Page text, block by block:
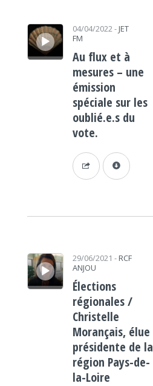
Lecteur audio 04/04/2022- JET
FM
Au flux et à
mesures – une
émission
spéciale sur les
oublié.e.s du
vote.
Lecteur audio 29/06/2021 - RCF
ANJOU
Élections
régionales /
Christelle
Morançais, élue
présidente de la
région Pays-de-
la-Loire